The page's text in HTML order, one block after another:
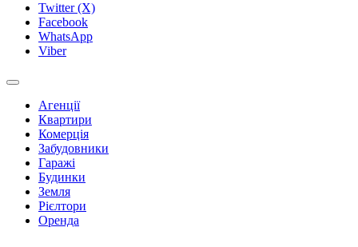
Twitter (X)
Facebook
WhatsApp
Viber
Агенції
Квартири
Комерція
Забудовники
Гаражі
Будинки
Земля
Рієлтори
Оренда